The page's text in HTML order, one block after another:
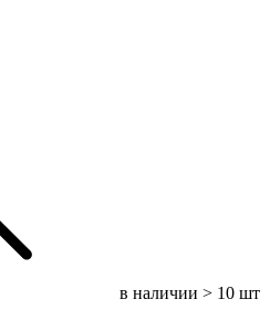
в наличии > 10 шт